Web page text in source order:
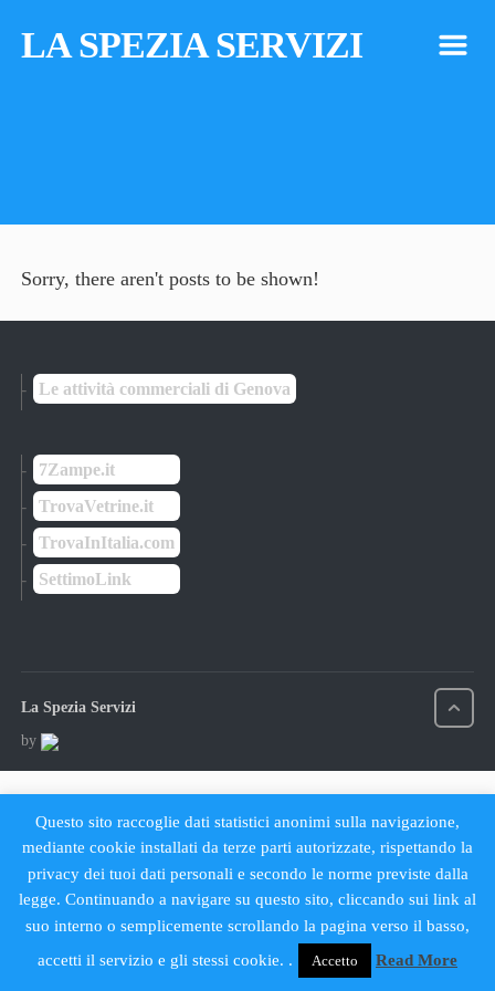
LA SPEZIA SERVIZI m
Sorry, there aren't posts to be shown!
Le attività commerciali di Genova
7Zampe.it
TrovaVetrine.it
TrovaInItalia.com
SettimoLink
La Spezia Servizi
by
Questo sito raccoglie dati statistici anonimi sulla navigazione,
mediante cookie installati da terze parti autorizzate, rispettando la
privacy dei tuoi dati personali e secondo le norme previste dalla
legge. Continuando a navigare su questo sito, cliccando sui link al
suo interno o semplicemente scrollando la pagina verso il basso,
accetti il servizio e gli stessi cookie. .
Accetto Read More